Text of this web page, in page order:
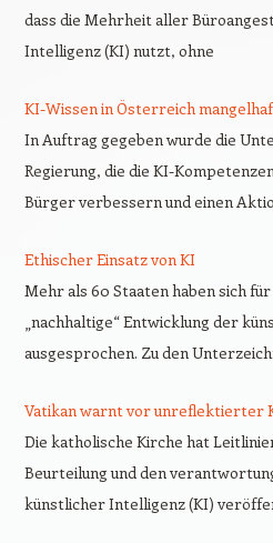
dass die Mehrheit aller
Intelligenz (KI) nutzt, ohne
KI-Wissen in Österreich
In Auftrag gegeben wurde die
Regierung, die die KI-
Bürger verbessern und einen
Ethischer Einsatz von KI
Mehr als 60 Staaten haben sich
„nachhaltige“ Entwicklung der
ausgesprochen. Zu den
Vatikan warnt vor unreflektierter
Die katholische Kirche hat
Beurteilung und den
künstlicher Intelligenz (KI)